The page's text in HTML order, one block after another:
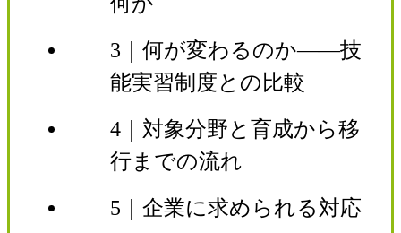
3｜何が変わるのか——技
能実習制度との比較
4｜対象分野と育成から移
行までの流れ
5｜企業に求められる対応